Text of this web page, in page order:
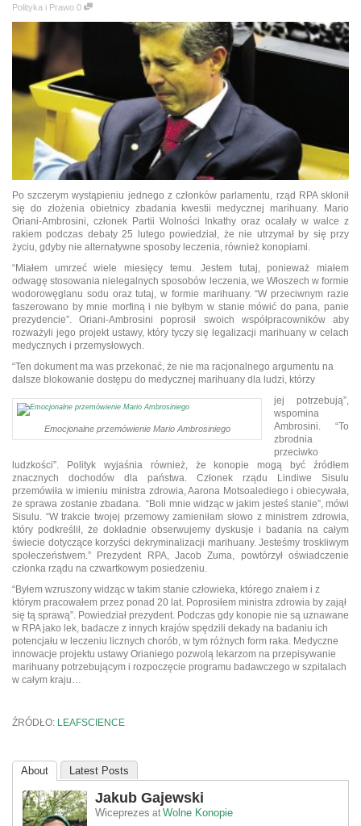
Polityka i Prawo 0
Po szczerym wystąpieniu jednego z członków parlamentu, rząd RPA skłonił
się do złożenia obietnicy zbadania kwestii medycznej marihuany. Mario
Oriani-Ambrosini, członek Partii Wolności Inkathy oraz ocalały w walce z
rakiem podczas debaty 25 lutego powiedział, że nie utrzymał by się przy
życiu, gdyby nie alternatywne sposoby leczenia, również konopiami.
“Miałem umrzeć wiele miesięcy temu. Jestem tutaj, ponieważ miałem
odwagę stosowania nielegalnych sposobów leczenia, we Włoszech w formie
wodorowęglanu sodu oraz tutaj, w formie marihuany. “W przeciwnym razie
faszerowano by mnie morfiną i nie byłbym w stanie mówić do pana, panie
prezydencie”. Oriani-Ambrosini poprosił swoich współpracowników aby
rozważyli jego projekt ustawy, który tyczy się legalizacji marihuany w celach
medycznych i przemysłowych.
“Ten dokument ma was przekonać, że nie ma racjonalnego argumentu na
dalsze blokowanie dostępu do medycznej marihuany dla ludzi, którzy
Emocjonalne przemówienie Mario Ambrosiniego
jej potrzebują”,
wspomina
Ambrosini. “To
zbrodnia
przeciwko
ludzkości”. Polityk wyjaśnia również, że konopie mogą być źródłem
znacznych dochodów dla państwa. Członek rządu Lindiwe Sisulu
przemówiła w imieniu ministra zdrowia, Aarona Motsoalediego i obiecywała,
że sprawa zostanie zbadana. “Boli mnie widząc w jakim jesteś stanie”, mówi
Sisulu. “W trakcie twojej przemowy zamieniłam słowo z ministrem zdrowia,
który podkreślił, że dokładnie obserwujemy dyskusje i badania na całym
świecie dotyczące korzyści dekryminalizacji marihuany. Jesteśmy troskliwym
społeczeństwem.” Prezydent RPA, Jacob Zuma, powtórzył oświadczenie
członka rządu na czwartkowym posiedzeniu.
“Byłem wzruszony widząc w takim stanie człowieka, którego znałem i z
którym pracowałem przez ponad 20 lat. Poprosiłem ministra zdrowia by zajął
się tą sprawą”. Powiedział prezydent. Podczas gdy konopie nie są uznawane
w RPA jako lek, badacze z innych krajów spędzili dekady na badaniu ich
potencjału w leczeniu licznych chorób, w tym różnych form raka. Medyczne
innowacje projektu ustawy Orianiego pozwolą lekarzom na przepisywanie
marihuany potrzebującym i rozpoczęcie programu badawczego w szpitalach
w całym kraju…
ŹRÓDŁO: LEAFSCIENCE
About Latest Posts
Jakub Gajewski
Wiceprezes atWolne Konopie